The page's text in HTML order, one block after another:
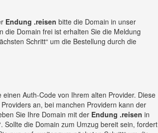
Endung .reisen bitte die Domain in unser
die Domain frei ist erhalten Sie die Meldung
Schritt“ um die Bestellung durch die
einen Auth-Code von Ihrem alten Provider. Diese
an, bei manchen Providern kann der
Sie Ihre Domain mit der Endung .reisen in
Sollte die Domain zum Umzug bereit sein, fordert